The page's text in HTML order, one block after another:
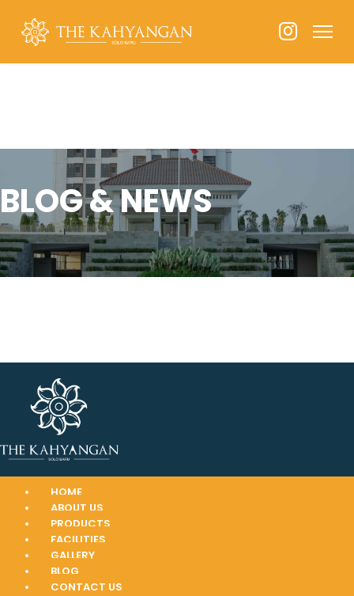
BLOG & NEWS
HOME
ABOUT US
PRODUCTS
FACILITIES
GALLERY
BLOG
CONTACT US